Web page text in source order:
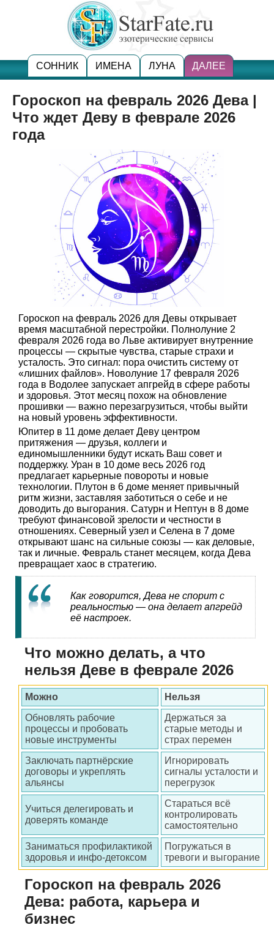
СОННИК ИМЕНА ЛУНА ДАЛЕЕ
Гороскоп на февраль 2026 Дева |
Что ждет Деву в феврале 2026
года
Гороскоп на февраль 2026 для Девы открывает
время масштабной перестройки. Полнолуние 2
февраля 2026 года во Льве активирует внутренние
процессы — скрытые чувства, старые страхи и
усталость. Это сигнал: пора очистить систему от
«лишних файлов». Новолуние 17 февраля 2026
года в Водолее запускает апгрейд в сфере работы
и здоровья. Этот месяц похож на обновление
прошивки — важно перезагрузиться, чтобы выйти
на новый уровень эффективности.
Юпитер в 11 доме делает Деву центром
притяжения — друзья, коллеги и
единомышленники будут искать Ваш совет и
поддержку. Уран в 10 доме весь 2026 год
предлагает карьерные повороты и новые
технологии. Плутон в 6 доме меняет привычный
ритм жизни, заставляя заботиться о себе и не
доводить до выгорания. Сатурн и Нептун в 8 доме
требуют финансовой зрелости и честности в
отношениях. Северный узел и Селена в 7 доме
открывают шанс на сильные союзы — как деловые,
так и личные. Февраль станет месяцем, когда Дева
превращает хаос в стратегию.
Как говорится, Дева не спорит с
реальностью — она делает апгрейд
её настроек.
Что можно делать, а что
нельзя Деве в феврале 2026
Можно
Нельзя
Обновлять рабочие
процессы и пробовать
новые инструменты
Держаться за
старые методы и
страх перемен
Заключать партнёрские
договоры и укреплять
альянсы
Игнорировать
сигналы усталости и
перегрузок
Учиться делегировать и
доверять команде
Стараться всё
контролировать
самостоятельно
Заниматься профилактикой
здоровья и инфо-детоксом
Погружаться в
тревоги и выгорание
Гороскоп на февраль 2026
Дева: работа, карьера и
бизнес